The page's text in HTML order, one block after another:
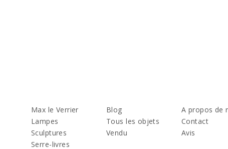
Max le Verrier
Lampes
Sculptures
Serre-livres
Blog
Tous les objets
Vendu
A propos de
Contact
Avis